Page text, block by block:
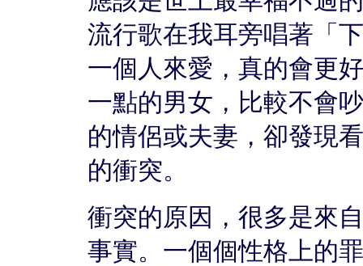
流行歌在我耳旁唱著「
一個人來愛，真的會更
一點的男女，比較不會
的情侶或夫妻，卻發現
的衝突。
衝突的原因，很多是來
事實。一個個性格上的